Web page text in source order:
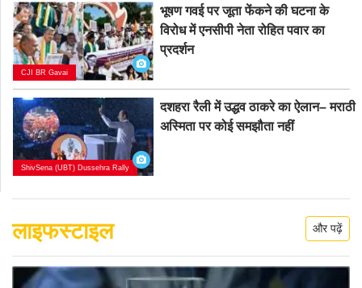
CJI BR Gavai
भूषण गवई पर जूता फेंकने की घटना के
विरोध में एनसीपी नेता रोहित पवार का
प्रदर्शन
ShivSena (UBT) Dussehra Rally
दशहरा रैली में उद्धव ठाकरे का ऐलान– मराठी
अस्मिता पर कोई समझौता नहीं
लाइफस्टाइल और पढ़ें